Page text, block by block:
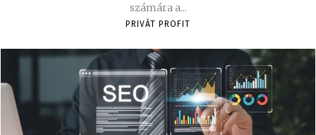
számára a...
PRIVÁT PROFIT